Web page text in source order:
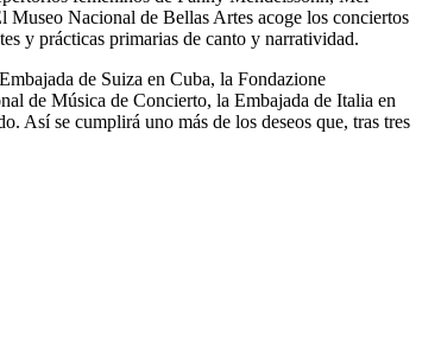
Nacional de Bellas Artes acoge los conciertos
y prácticas primarias de canto y narratividad.
de Suiza en Cuba, la Fondazione
de Música de Concierto, la Embajada de Italia en
Así se cumplirá uno más de los deseos que, tras tres